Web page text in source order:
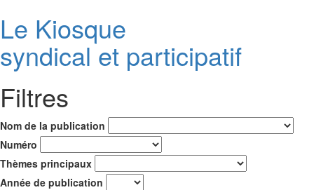
Le Kiosque
syndical et participatif
Filtres
Nom de la publication
Numéro
Thèmes principaux
Année de publication